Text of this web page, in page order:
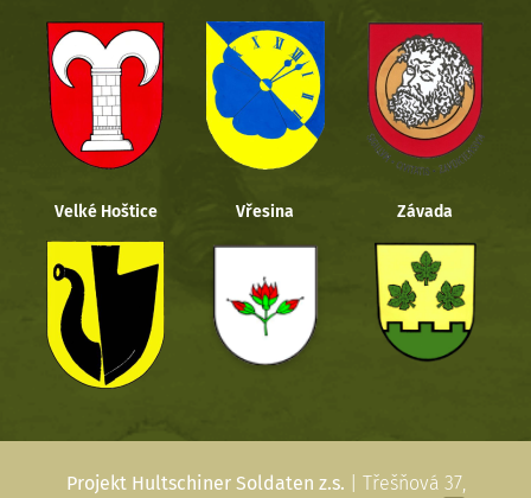
Velké Hoštice Vřesina Závada
Projekt Hultschiner Soldaten z.s. | Třešňová 37,